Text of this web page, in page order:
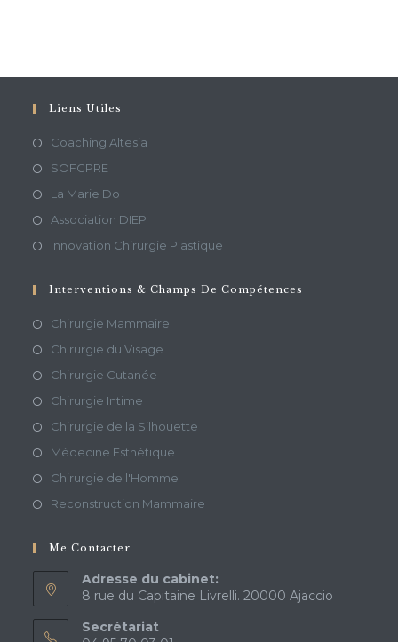
Liens Utiles
Coaching Altesia
SOFCPRE
La Marie Do
Association DIEP
Innovation Chirurgie Plastique
Interventions & Champs De Compétences
Chirurgie Mammaire
Chirurgie du Visage
Chirurgie Cutanée
Chirurgie Intime
Chirurgie de la Silhouette
Médecine Esthétique
Chirurgie de l'Homme
Reconstruction Mammaire
Me Contacter
Adresse du cabinet:
8 rue du Capitaine Livrelli. 20000 Ajaccio
Secrétariat